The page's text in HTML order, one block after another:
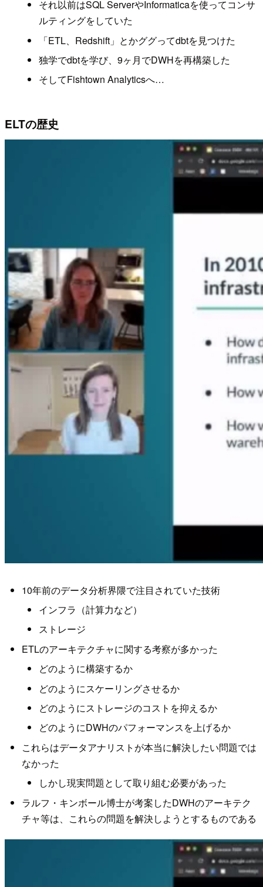
それ以前はSQL ServerやInformaticaを使ってコンサ
ルティングをしていた
「ETL、Redshift」とかググってdbtを見つけた
独学でdbtを学び、9ヶ月でDWHを再構築した
そしてFishtown Analyticsへ…
ELTの歴史
10年前のデータ分析界隈で注目されていた技術
インフラ（計算力など）
ストレージ
ETLのアーキテクチャに関する考察が多かった
どのように構築するか
どのようにスケーリングさせるか
どのようにストレージのコストを抑えるか
どのようにDWHのパフォーマンスを上げるか
これらはデータアナリストが本当に解決したい問題では
なかった
しかし現実問題として取り組む必要があった
ラルフ・キンボール博士が考案したDWHのアーキテク
チャ等は、これらの問題を解決しようとするものである